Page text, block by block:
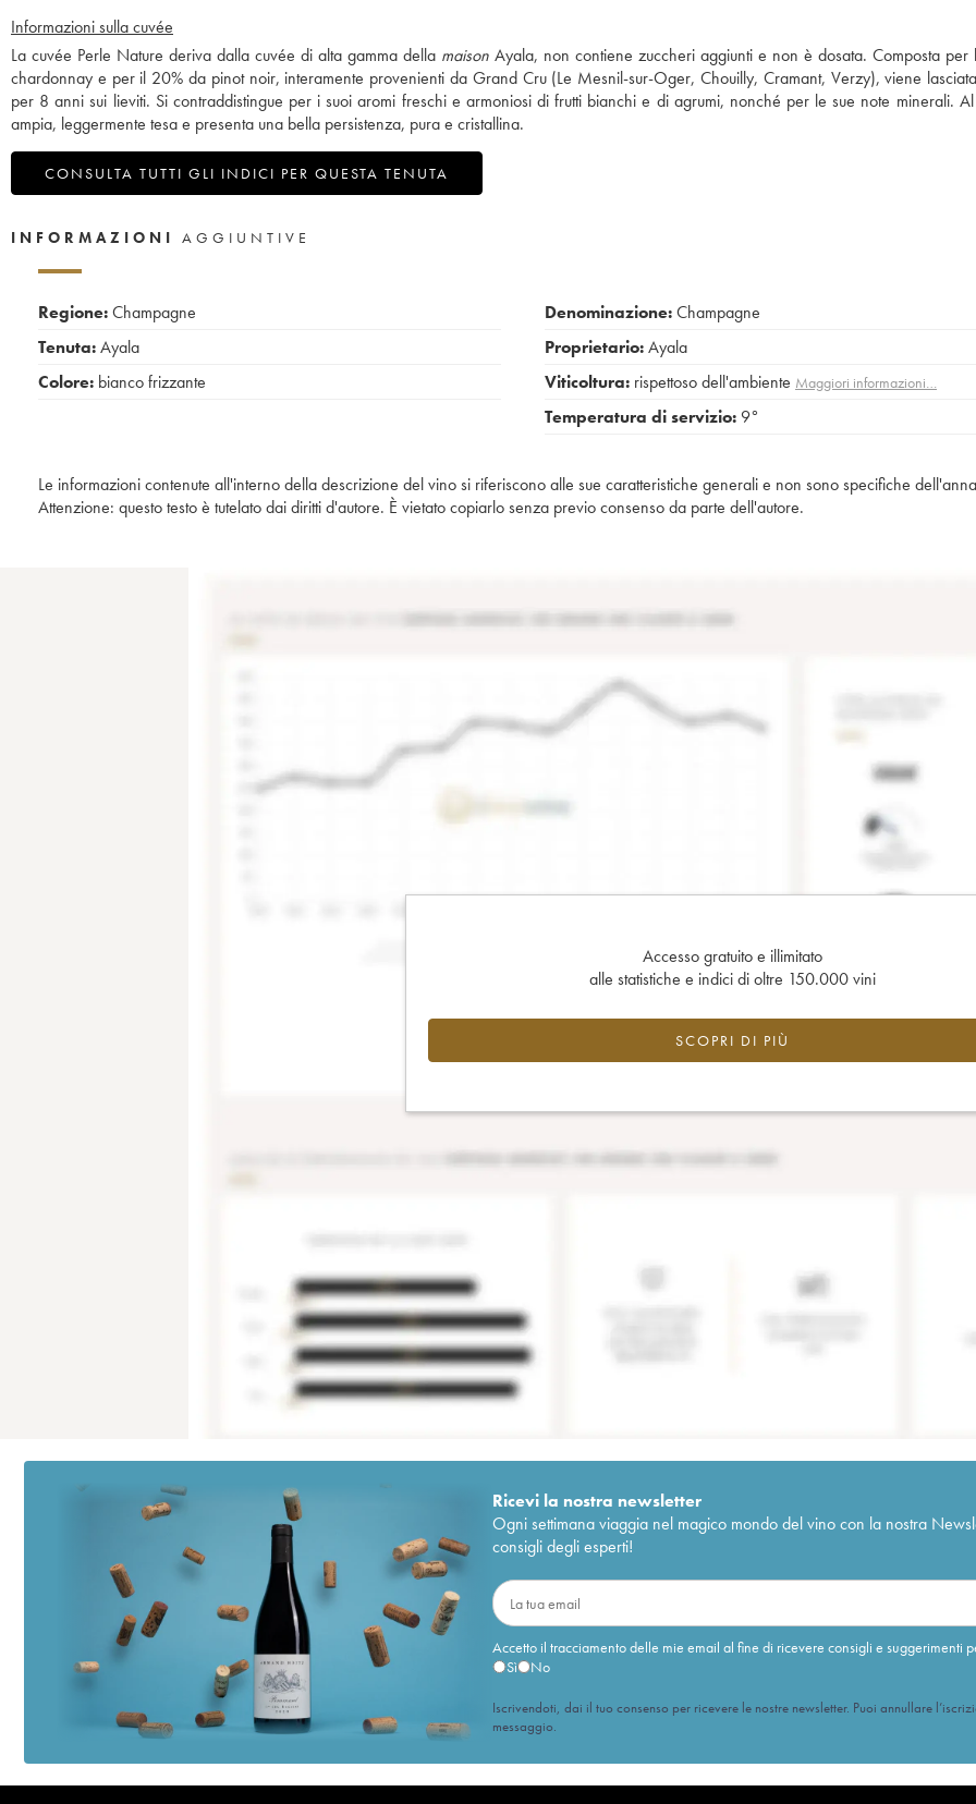
Informazioni sulla cuvée
La cuvée Perle Nature deriva dalla cuvée di alta gamma della maison Ayala, non contiene zuccheri aggiunti e non è dosata. Composta per
chardonnay e per il 20% da pinot noir, interamente provenienti da Grand Cru (Le Mesnil-sur-Oger, Chouilly, Cramant, Verzy), viene
per 8 anni sui lieviti. Si contraddistingue per i suoi aromi freschi e armoniosi di frutti bianchi e di agrumi, nonché per le sue note minerali.
ampia, leggermente tesa e presenta una bella persistenza, pura e cristallina.
CONSULTA TUTTI GLI INDICI PER QUESTA TENUTA
INFORMAZIONI AGGIUNTIVE
Regione:Champagne
Tenuta:Ayala
Colore: bianco frizzante
Denominazione:Champagne
Proprietario:Ayala
Viticoltura: rispettoso dell'ambiente Maggiori informazioni…
Temperatura di servizio: 9°
Le informazioni contenute all'interno della descrizione del vino si riferiscono alle sue caratteristiche generali e non sono specifiche
Attenzione: questo testo è tutelato dai diritti d'autore. È vietato copiarlo senza previo consenso da parte dell'autore.
Accesso gratuito e illimitato
alle statistiche e indici di oltre 150.000 vini
SCOPRI DI PIÙ
Ricevi la nostra newsletter
Ogni settimana viaggia nel magico mondo del vino con la nostra
consigli degli esperti!
Accetto il tracciamento delle mie email al fine di ricevere consigli e suggerimenti
Sì
No
Iscrivendoti, dai il tuo consenso per ricevere le nostre newsletter. Puoi annullare
messaggio.